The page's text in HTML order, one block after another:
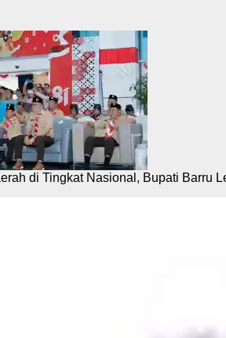
di Tingkat Nasional, Bupati Barru